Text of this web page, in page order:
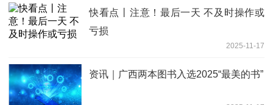
快看点丨注意！最后一天 不及时操作或
亏损
2025-11-17
资讯｜广西两本图书入选2025“最美的书”